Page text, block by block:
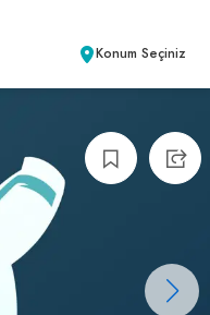
Konum Seçiniz